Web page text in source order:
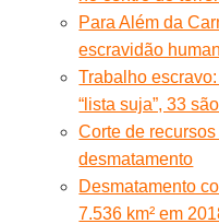
Para Além da
escravidão
Trabalho
“lista suja”, 33
Corte de
desmatamento
Desmatamento
7.536 km² em